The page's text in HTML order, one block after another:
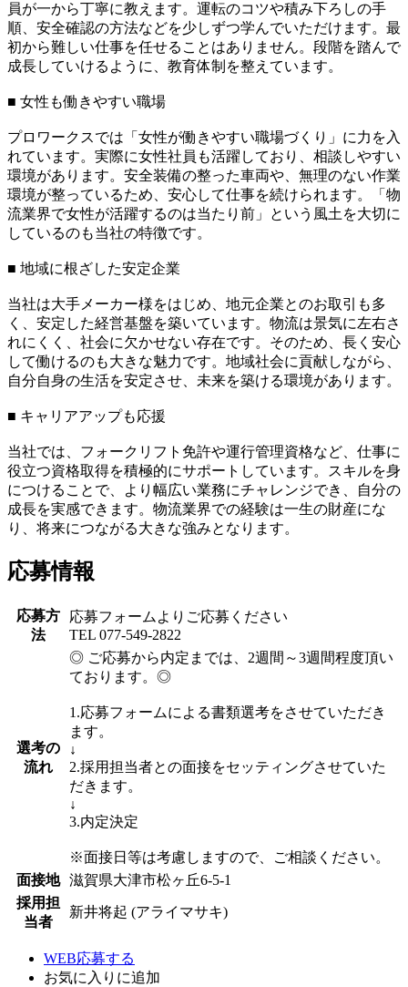
員が一から丁寧に教えます。運転のコツや積み下ろしの手
順、安全確認の方法などを少しずつ学んでいただけます。最
初から難しい仕事を任せることはありません。段階を踏んで
成長していけるように、教育体制を整えています。
■ 女性も働きやすい職場
プロワークスでは「女性が働きやすい職場づくり」に力を入
れています。実際に女性社員も活躍しており、相談しやすい
環境があります。安全装備の整った車両や、無理のない作業
環境が整っているため、安心して仕事を続けられます。「物
流業界で女性が活躍するのは当たり前」という風土を大切に
しているのも当社の特徴です。
■ 地域に根ざした安定企業
当社は大手メーカー様をはじめ、地元企業とのお取引も多
く、安定した経営基盤を築いています。物流は景気に左右さ
れにくく、社会に欠かせない存在です。そのため、長く安心
して働けるのも大きな魅力です。地域社会に貢献しながら、
自分自身の生活を安定させ、未来を築ける環境があります。
■ キャリアアップも応援
当社では、フォークリフト免許や運行管理資格など、仕事に
役立つ資格取得を積極的にサポートしています。スキルを身
につけることで、より幅広い業務にチャレンジでき、自分の
成長を実感できます。物流業界での経験は一生の財産にな
り、将来につながる大きな強みとなります。
応募情報
応募方
法
応募フォームよりご応募ください
TEL 077-549-2822
選考の
流れ
◎ ご応募から内定までは、2週間～3週間程度頂い
ております。◎
1.応募フォームによる書類選考をさせていただき
ます。
↓
2.採用担当者との面接をセッティングさせていた
だきます。
↓
3.内定決定
※面接日等は考慮しますので、ご相談ください。
面接地
滋賀県大津市松ヶ丘6-5-1
採用担
当者
新井将起 (アライマサキ)
WEB応募する
お気に入り に追加